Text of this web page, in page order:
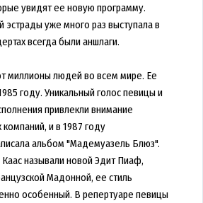
увидят ее новую программу.
эстрады уже много раз выступала в
всегда были аншлаги.
миллионы людей во всем мире. Ее
году. Уникальный голос певицы и
привлекли внимание
и в 1987 году
альбом "Мадемуазель Блюз".
называли новой Эдит Пиаф,
Мадонной, ее стиль
особенный. В репертуаре певицы